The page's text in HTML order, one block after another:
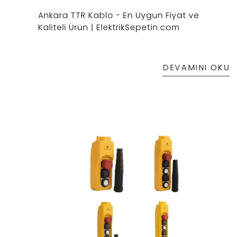
Ankara TTR Kablo - En Uygun Fiyat ve
Kaliteli Ürün | ElektrikSepetin.com
DEVAMINI OKU